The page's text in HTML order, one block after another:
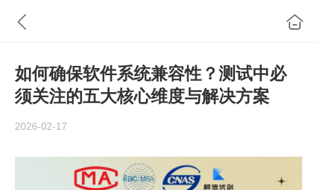
如何确保软件系统兼容性？测试中必
须关注的五大核心维度与解决方案
2026-02-17